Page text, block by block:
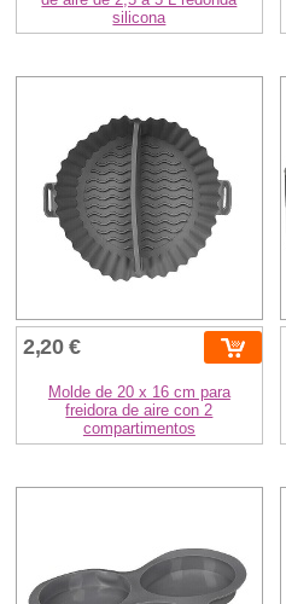
silicona
2,20 €
Molde de 20 x 16 cm para
freidora de aire con 2
compartimentos